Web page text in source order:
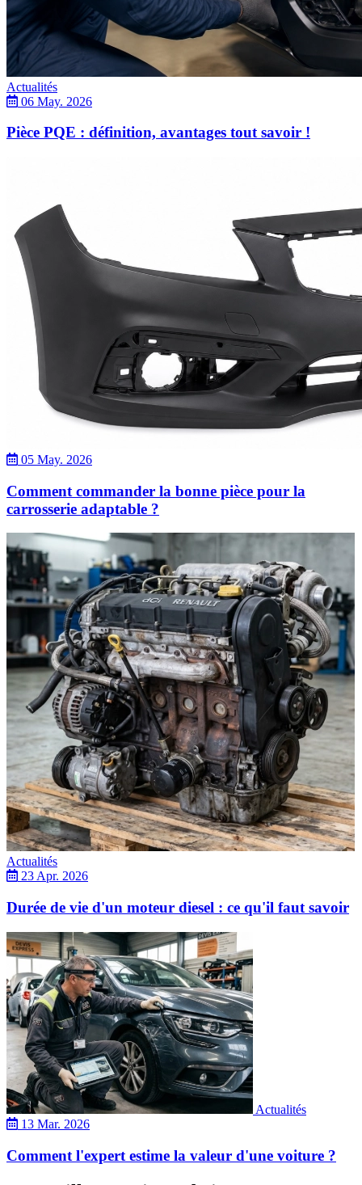
Actualités
06 May. 2026
Pièce PQE : définition, avantages tout savoir !
05 May. 2026
Comment commander la bonne pièce pour la
carrosserie adaptable ?
Actualités
23 Apr. 2026
Durée de vie d'un moteur diesel : ce qu'il faut savoir
Actualités
13 Mar. 2026
Comment l'expert estime la valeur d'une voiture ?